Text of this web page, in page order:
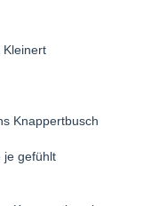
Kleinert
Knappertbusch
je gefühlt